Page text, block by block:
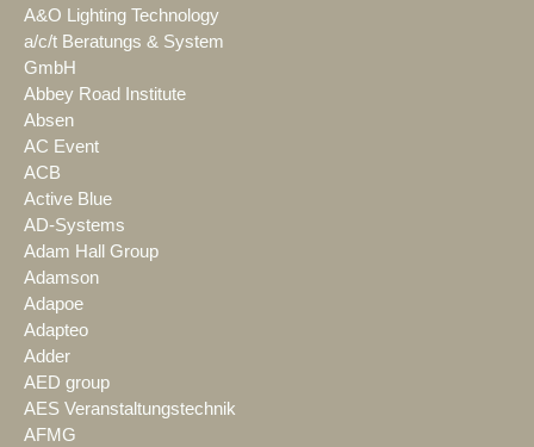
A&O Lighting Technology
a/c/t Beratungs & System
GmbH
Abbey Road Institute
Absen
AC Event
ACB
Active Blue
AD-Systems
Adam Hall Group
Adamson
Adapoe
Adapteo
Adder
AED group
AES Veranstaltungstechnik
AFMG